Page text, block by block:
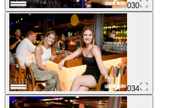
030
034